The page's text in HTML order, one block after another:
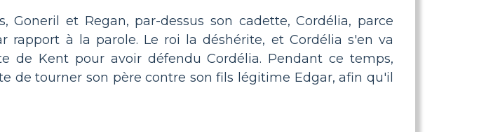
et Regan, par-dessus son cadette, Cordélia, parce
à la parole. Le roi la déshérite, et Cordélia s'en va
de Kent pour avoir défendu Cordélia. Pendant ce temps,
de tourner son père contre son fils légitime Edgar, afin qu'il